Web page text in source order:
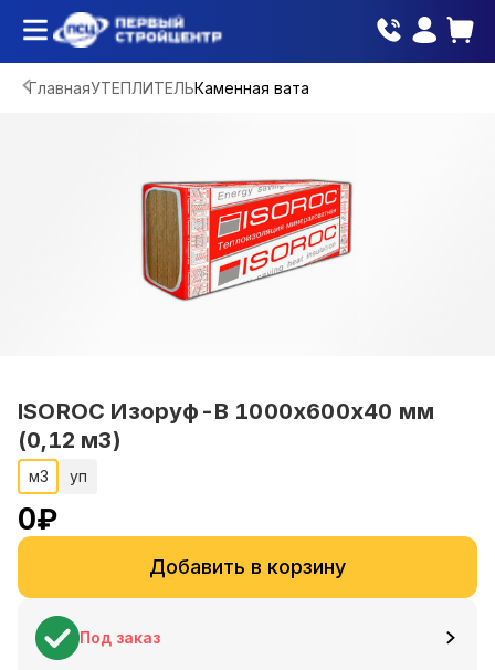
ГлавнаяУТЕПЛИТЕЛЬКаменная вата
ISOROC Изоруф-В 1000х600х40 мм
(0,12 м3)
м3 уп
0₽
Добавить в корзину
Под заказ